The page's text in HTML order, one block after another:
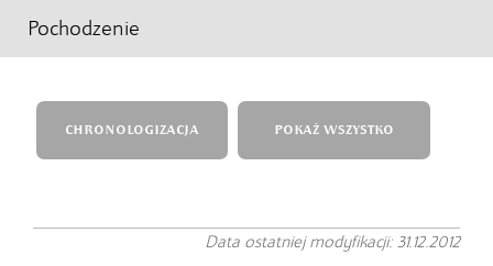
Pochodzenie
CHRONOLOGIZACJA POKAŻ WSZYSTKO
Data ostatniej modyfikacji: 31.12.2012